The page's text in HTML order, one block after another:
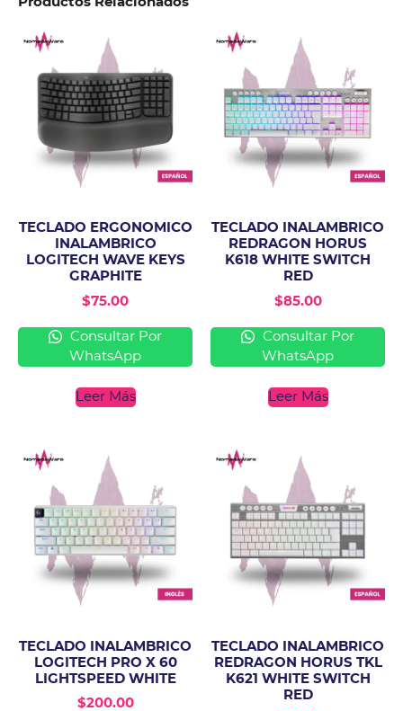
TECLADO ERGONOMICO
INALAMBRICO
LOGITECH WAVE KEYS
GRAPHITE
$75.00
Consultar Por
WhatsApp
Leer Más
TECLADO INALAMBRICO
REDRAGON HORUS
K618 WHITE SWITCH
RED
$85.00
Consultar Por
WhatsApp
Leer Más
TECLADO INALAMBRICO
LOGITECH PRO X 60
LIGHTSPEED WHITE
$200.00
TECLADO INALAMBRICO
REDRAGON HORUS TKL
K621 WHITE SWITCH
RED